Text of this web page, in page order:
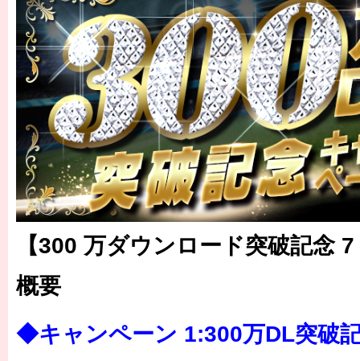
【300 万ダウンロード突破記念
概要
◆キャンペーン 1:300万DL突破